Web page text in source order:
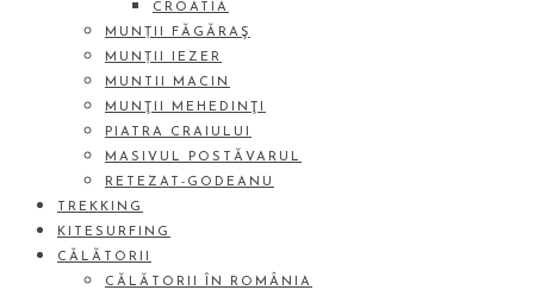
CROATIA
MUNȚII FĂGĂRAŞ
MUNȚII IEZER
MUNTII MACIN
MUNŢII MEHEDINŢI
PIATRA CRAIULUI
MASIVUL POSTĂVARUL
RETEZAT-GODEANU
TREKKING
KITESURFING
CĂLĂTORII
CĂLĂTORII ÎN ROMÂNIA